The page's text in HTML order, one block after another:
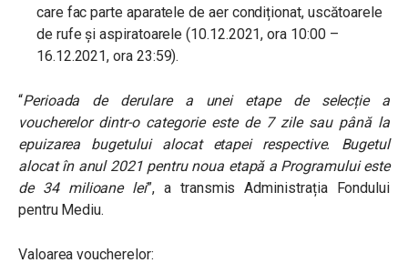
care fac parte aparatele de aer condiționat, uscătoarele
de rufe și aspiratoarele (10.12.2021, ora 10:00 –
16.12.2021, ora 23:59).
“Perioada de derulare a unei etape de selecție a
voucherelor dintr-o categorie este de 7 zile sau până la
epuizarea bugetului alocat etapei respective. Bugetul
alocat în anul 2021 pentru noua etapă a Programului este
de 34 milioane lei”, a transmis Administrația Fondului
pentru Mediu.
Valoarea voucherelor: